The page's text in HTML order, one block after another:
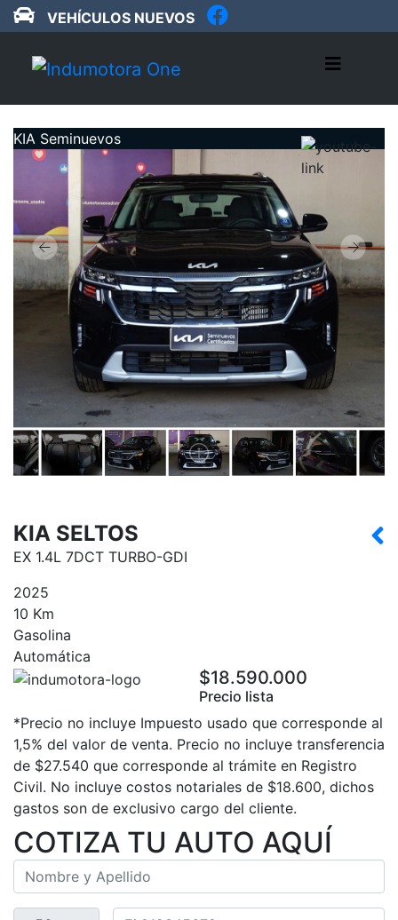
VEHÍCULOS NUEVOS
KIA Seminuevos
KIA SELTOS
EX 1.4L 7DCT TURBO-GDI
2025
10 Km
Gasolina
Automática
$18.590.000
Precio lista
*Precio no incluye Impuesto usado que corresponde al
1,5% del valor de venta. Precio no incluye transferencia
de $27.540 que corresponde al trámite en Registro
Civil. No incluye costos notariales de $18.600, dichos
gastos son de exclusivo cargo del cliente.
COTIZA TU AUTO AQUÍ